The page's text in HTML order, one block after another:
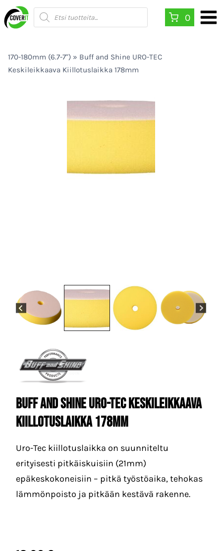
Siirry
sisältöön
Products
search
0
170-180mm (6.7-7") » Buff and Shine URO-TEC
Keskileikkaava Kiillotuslaikka 178mm
Buff and Shine URO-TEC Keskileikkaava
Kiillotuslaikka 178mm
Uro-Tec kiillotuslaikka on suunniteltu
erityisesti pitkäiskuisiin (21mm)
epäkeskokoneisiin – pitkä työstöaika, tehokas
lämmönpoisto ja pitkään kestävä rakenne.